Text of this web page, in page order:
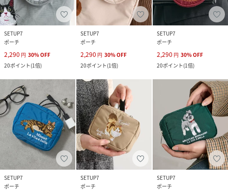
SETUP7
ポーチ
2,290 円 30%OFF
20ポイント(1倍)
SETUP7
ポーチ
2,290 円 30%OFF
20ポイント(1倍)
SETUP7
ポーチ
2,290 円 30%OFF
20ポイント(1倍)
SETUP7
ポーチ
SETUP7
ポーチ
SETUP7
ポーチ